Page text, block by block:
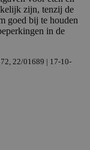
zijn, tenzij de
goed bij te houden
in de
22/01689 | 17-10-